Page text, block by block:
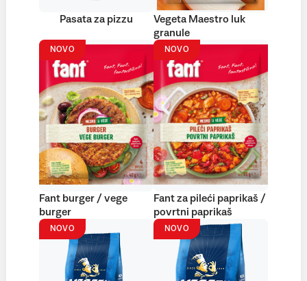
Pasata za pizzu
Vegeta Maestro luk
granule
NOVO
Fant burger / vege
burger
NOVO
Fant za pileći paprikaš /
povrtni paprikaš
NOVO NOVO